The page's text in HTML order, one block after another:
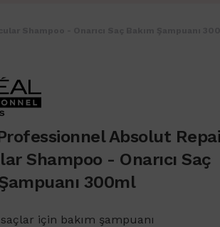
Absolut
Shampoo - Onarıcı Saç
300ml
saçlar için bakım şampuanı